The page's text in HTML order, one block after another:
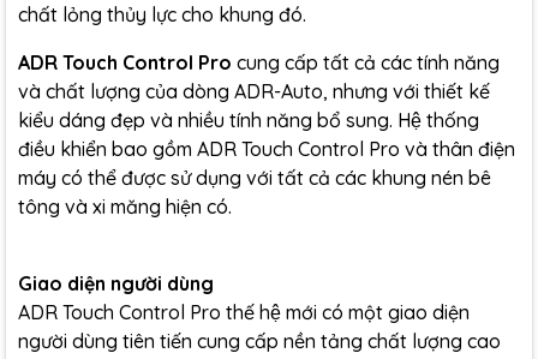
chất lỏng thủy lực cho khung đó.
ADR Touch Control Pro cung cấp tất cả các tính năng
và chất lượng của dòng ADR-Auto, nhưng với thiết kế
kiểu dáng đẹp và nhiều tính năng bổ sung. Hệ thống
điều khiển bao gồm ADR Touch Control Pro và thân điện
máy có thể được sử dụng với tất cả các khung nén bê
tông và xi măng hiện có.
Giao diện người dùng
ADR Touch Control Pro thế hệ mới có một giao diện
người dùng tiên tiến cung cấp nền tảng chất lượng cao